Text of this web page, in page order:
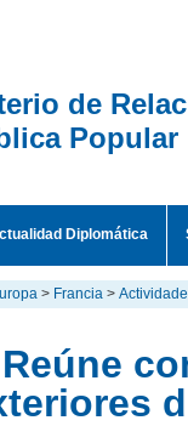
de
Popular
Diplomática
> Francia >